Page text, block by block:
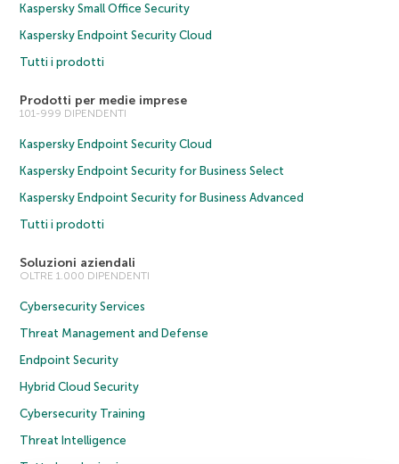
Kaspersky Small Office Security
Kaspersky Endpoint Security Cloud
Tutti i prodotti
Prodotti per medie imprese
101-999 DIPENDENTI
Kaspersky Endpoint Security Cloud
Kaspersky Endpoint Security for Business Select
Kaspersky Endpoint Security for Business Advanced
Tutti i prodotti
Soluzioni aziendali
OLTRE 1.000 DIPENDENTI
Cybersecurity Services
Threat Management and Defense
Endpoint Security
Hybrid Cloud Security
Cybersecurity Training
Threat Intelligence